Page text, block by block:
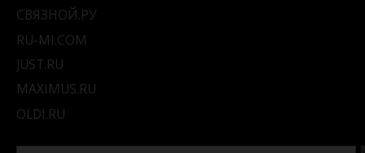
СВЯЗНОЙ.РУ
RU-MI.COM
JUST.RU
MAXIMUS.RU
OLDI.RU